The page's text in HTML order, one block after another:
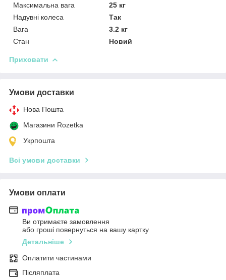
Максимальна вага
25 кг
Надувні колеса
Так
Вага
3.2 кг
Стан
Новий
Приховати
Умови доставки
Нова Пошта
Магазини Rozetka
Укрпошта
Всі умови доставки
Умови оплати
Ви отримаєте замовлення
або гроші повернуться на вашу картку
Детальніше
Оплатити частинами
Післяплата